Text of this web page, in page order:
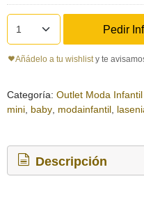
Pedir
Añádelo a tu wishlist y te
Categoría: Outlet Moda Infantil
mini baby modainfantil
Descripción